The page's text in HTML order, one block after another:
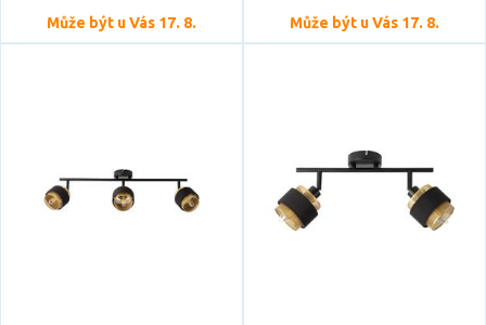
Může být u Vás 17. 8. Může být u Vás 17. 8.